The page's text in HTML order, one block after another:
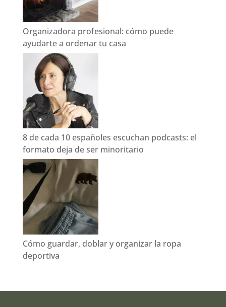
Organizadora profesional: cómo puede
ayudarte a ordenar tu casa
8 de cada 10 españoles escuchan podcasts: el
formato deja de ser minoritario
Cómo guardar, doblar y organizar la ropa
deportiva